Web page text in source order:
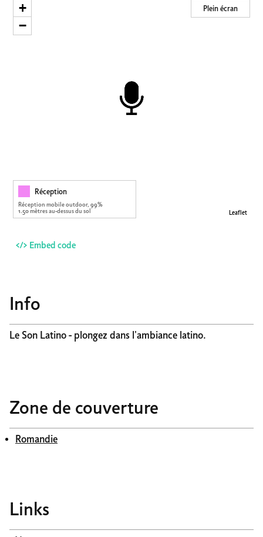
+
−
Leaflet
Plein écran
Réception
Réception mobile outdoor, 99%
1.50 mètres au-dessus du sol
</> Embed code
Info
Le Son Latino - plongez dans l'ambiance latino.
Zone de couverture
Romandie
Links